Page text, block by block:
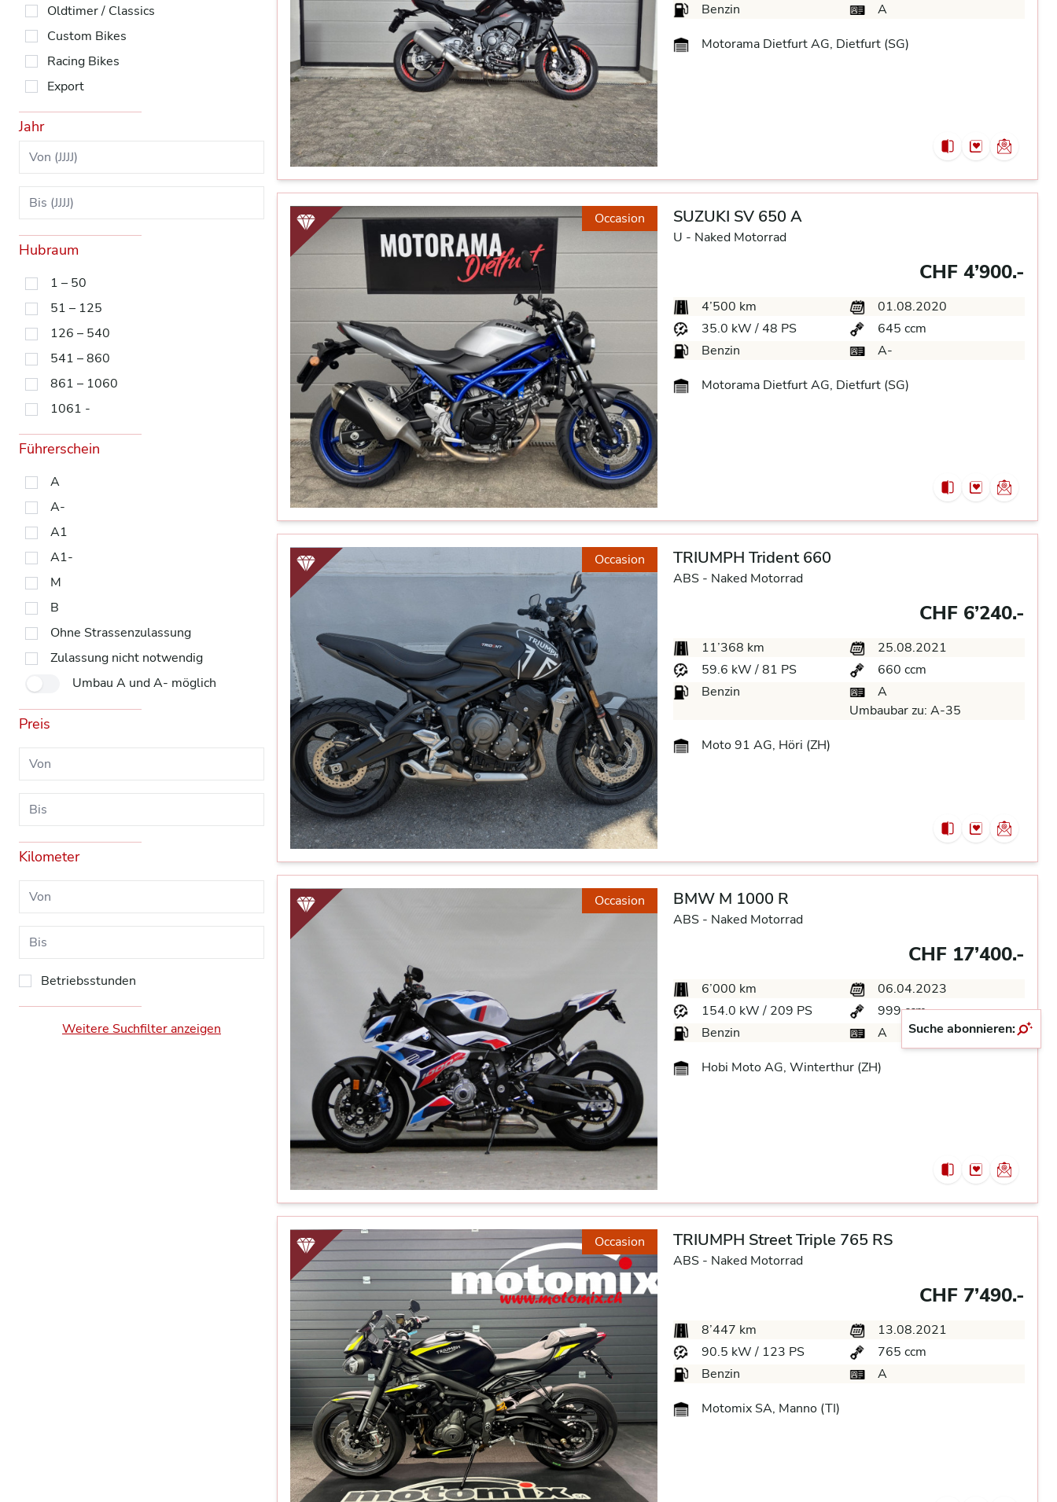
Oldtimer / Classics
Custom Bikes
Racing Bikes
Export
Jahr
Hubraum
1 – 50
51 – 125
126 – 540
541 – 860
861 – 1060
1061 -
Führerschein
A
A-
A1
A1-
M
B
Ohne Strassenzulassung
Zulassung nicht notwendig
Umbau A und A- möglich
Preis
Kilometer
Betriebsstunden
Weitere Suchfilter anzeigen
Benzin
A
Motorama Dietfurt AG, Dietfurt (SG)
Occasion SUZUKI SV 650 A
U - Naked Motorrad
CHF 4’900.-
4’500 km
01.08.2020
35.0 kW / 48 PS
645 ccm
Benzin
A-
Motorama Dietfurt AG, Dietfurt (SG)
Occasion TRIUMPH Trident 660
ABS - Naked Motorrad
CHF 6’240.-
11’368 km
25.08.2021
59.6 kW / 81 PS
660 ccm
Benzin
A
Umbaubar zu: A-35
Moto 91 AG, Höri (ZH)
Occasion BMW M 1000 R
ABS - Naked Motorrad
CHF 17’400.-
6’000 km
06.04.2023
154.0 kW / 209 PS
999 ccm
Benzin
A
Hobi Moto AG, Winterthur (ZH)
Occasion TRIUMPH Street Triple 765 RS
ABS - Naked Motorrad
CHF 7’490.-
8’447 km
13.08.2021
90.5 kW / 123 PS
765 ccm
Benzin
A
Motomix SA, Manno (TI)
Suche abonnieren: